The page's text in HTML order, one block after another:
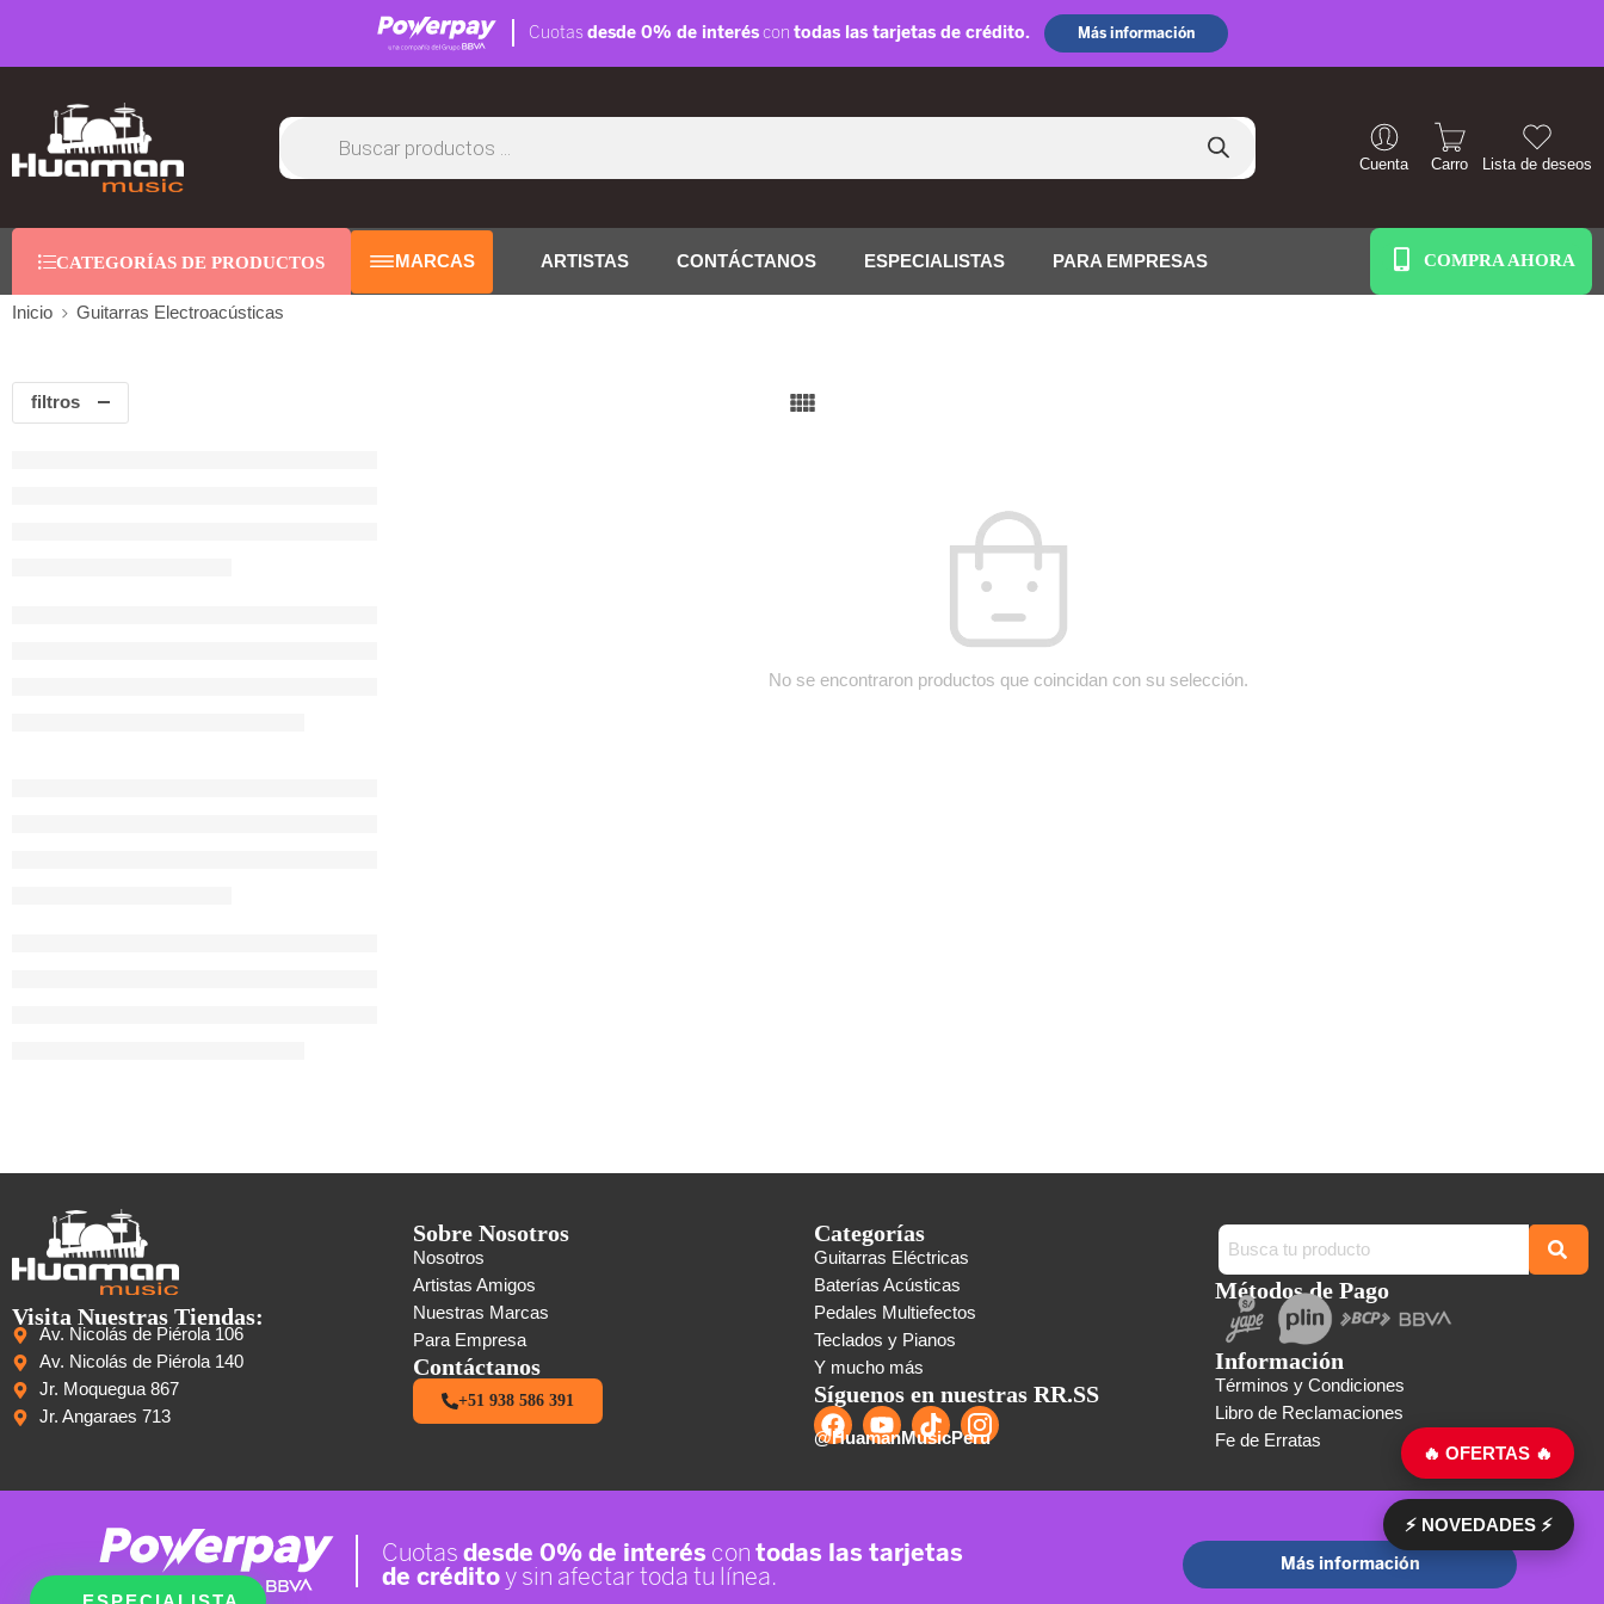
Cuenta Carro Lista de deseos
CATEGORÍAS DE PRODUCTOS MARCAS ARTISTAS CONTÁCTANOS ESPECIALISTAS PARA EMPRESAS +51 938 586 391
Inicio Guitarras Electroacústicas
filtros
No se encontraron productos que coincidan con su selección.
Visita Nuestras Tiendas:
Av. Nicolás de Piérola 106
Av. Nicolás de Piérola 140
Jr. Moquegua 867
Jr. Angaraes 713
Sobre Nosotros
Nosotros
Artistas Amigos
Nuestras Marcas
Para Empresa
Contáctanos
+51 938 586 391
Categorías
Guitarras Eléctricas
Baterías Acústicas
Pedales Multiefectos
Teclados y Pianos
Y mucho más
Síguenos en nuestras RR.SS
@HuamanMusicPeru
Métodos de Pago
Información
Términos y Condiciones
Libro de Reclamaciones
Fe de Erratas
🔥 OFERTAS 🔥
⚡ NOVEDADES ⚡